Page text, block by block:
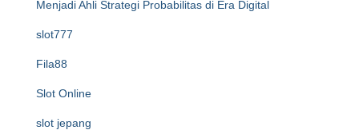
Menjadi Ahli Strategi Probabilitas di Era Digital
slot777
Fila88
Slot Online
slot jepang